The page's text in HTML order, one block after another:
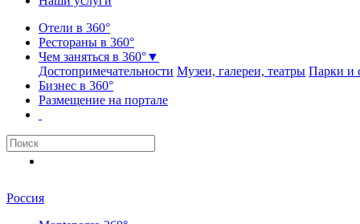
Отели в 360°
Рестораны в 360°
Чем заняться в 360°▼
Достопримечательности Музеи, галереи, театры Парки и
Бизнес в 360°
Размещение на портале
Россия